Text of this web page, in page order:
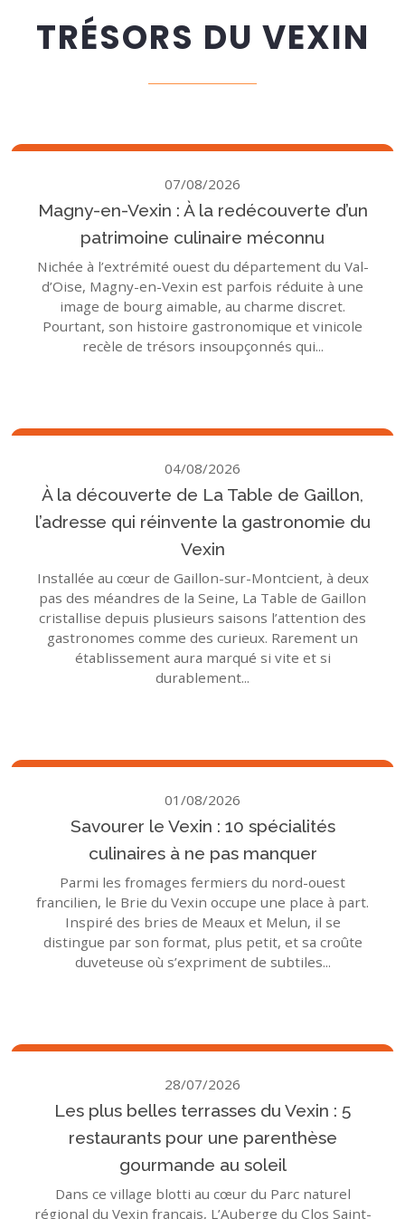
TRÉSORS DU VEXIN
07/08/2026
Magny-en-Vexin : À la redécouverte d’un
patrimoine culinaire méconnu
Nichée à l’extrémité ouest du département du Val-
d’Oise, Magny-en-Vexin est parfois réduite à une
image de bourg aimable, au charme discret.
Pourtant, son histoire gastronomique et vinicole
recèle de trésors insoupçonnés qui...
04/08/2026
À la découverte de La Table de Gaillon,
l’adresse qui réinvente la gastronomie du
Vexin
Installée au cœur de Gaillon-sur-Montcient, à deux
pas des méandres de la Seine, La Table de Gaillon
cristallise depuis plusieurs saisons l’attention des
gastronomes comme des curieux. Rarement un
établissement aura marqué si vite et si
durablement...
01/08/2026
Savourer le Vexin : 10 spécialités
culinaires à ne pas manquer
Parmi les fromages fermiers du nord-ouest
francilien, le Brie du Vexin occupe une place à part.
Inspiré des bries de Meaux et Melun, il se
distingue par son format, plus petit, et sa croûte
duveteuse où s’expriment de subtiles...
28/07/2026
Les plus belles terrasses du Vexin : 5
restaurants pour une parenthèse
gourmande au soleil
Dans ce village blotti au cœur du Parc naturel
régional du Vexin français, L’Auberge du Clos Saint-